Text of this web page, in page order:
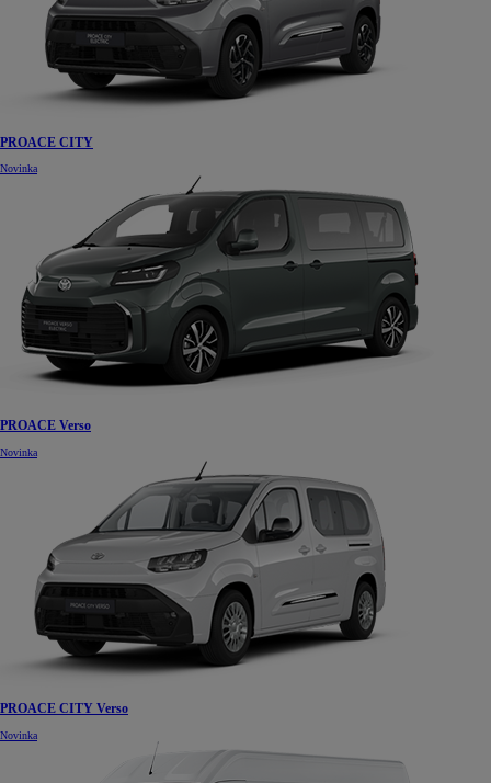
PROACE CITY
Novinka
PROACE Verso
Novinka
PROACE CITY Verso
Novinka